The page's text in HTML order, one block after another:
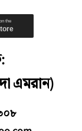
এমরান)